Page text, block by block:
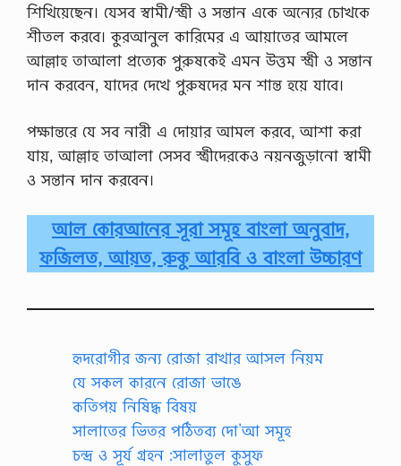
শিখিয়েছেন। যেসব স্বামী/স্ত্রী ও সন্তান একে অন্যের চোখকে
শীতল করবে। কুরআনুল কারিমের এ আয়াতের আমলে
আল্লাহ তাআলা প্রত্যেক পুরুষকেই এমন উত্তম স্ত্রী ও সন্তান
দান করবেন, যাদের দেখে পুরুষদের মন শান্ত হয়ে যাবে।
পক্ষান্তরে যে সব নারী এ দোয়ার আমল করবে, আশা করা
যায়, আল্লাহ তাআলা সেসব স্ত্রীদেরকেও নয়নজুড়ানো স্বামী
ও সন্তান দান করবেন।
আল কোরআনের সূরা সমূহ বাংলা অনুবাদ,
ফজিলত, আয়ত, রুকু আরবি ও বাংলা উচ্চারণ
হৃদরোগীর জন্য রোজা রাখার আসল নিয়ম
যে সকল কারনে রোজা ভাঙে
কতিপয় নিষিদ্ধ বিষয়
সালাতের ভিতর পঠিতব্য দো’আ সমূহ
চন্দ্র ও সূর্য গ্রহন :সালাতুল কুসুফ